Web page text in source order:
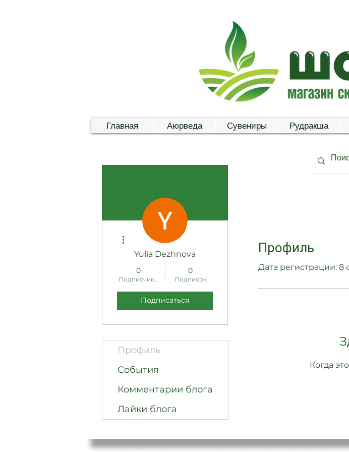
Главная Аюрведа Сувениры Рудракша
Профиль
Дата регистрации: 8
Когда
Yulia Dezhnova
0
Подписчиков
0
Подписок
Подписаться
Другие действия
Профиль
События
Комментарии блога
Лайки блога